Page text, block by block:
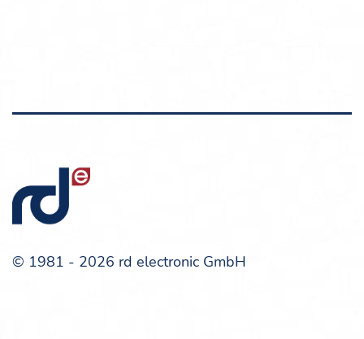
© 1981 - 2026 rd electronic GmbH